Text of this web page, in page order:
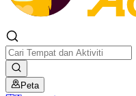
Peta